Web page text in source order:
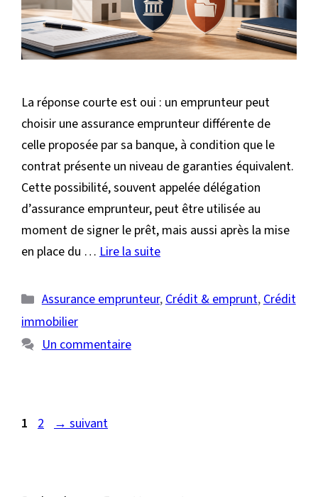
La réponse courte est oui : un emprunteur peut
choisir une assurance emprunteur différente de
celle proposée par sa banque, à condition que le
contrat présente un niveau de garanties équivalent.
Cette possibilité, souvent appelée délégation
d’assurance emprunteur, peut être utilisée au
moment de signer le prêt, mais aussi après la mise
en place du … Lire la suite
Catégories
Assurance emprunteur,Crédit & emprunt,Crédit
immobilier
Un commentaire
Page
1 Page
2 →suivant